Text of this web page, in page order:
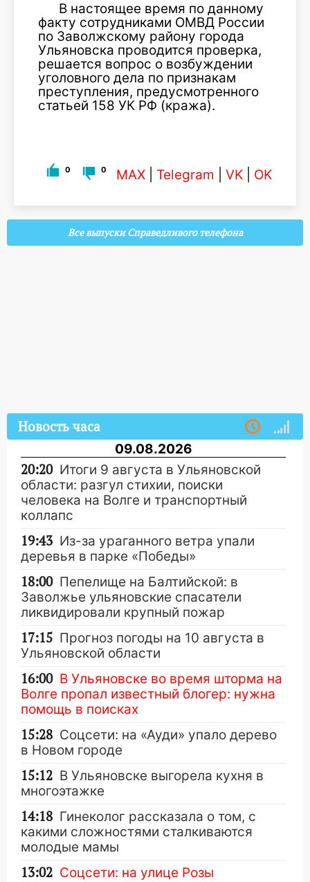
В настоящее время по данному
факту сотрудниками ОМВД России
по Заволжскому району города
Ульяновска проводится проверка,
решается вопрос о возбуждении
уголовного дела по признакам
преступления, предусмотренного
статьей 158 УК РФ (кража).
0 0 MAX Telegram VK OK
Все выпуски Справедливого телефона
Новость часа
09.08.2026
20:20 Итоги 9 августа в Ульяновской
области: разгул стихии, поиски
человека на Волге и транспортный
коллапс
19:43 Из-за ураганного ветра упали
деревья в парке «Победы»
18:00 Пепелище на Балтийской: в
Заволжье ульяновские спасатели
ликвидировали крупный пожар
17:15 Прогноз погоды на 10 августа в
Ульяновской области
16:00 В Ульяновске во время шторма на
Волге пропал известный блогер: нужна
помощь в поисках
15:28 Соцсети: на «Ауди» упало дерево
в Новом городе
15:12 В Ульяновске выгорела кухня в
многоэтажке
14:18 Гинеколог рассказала о том, с
какими сложностями сталкиваются
молодые мамы
13:02 Соцсети: на улице Розы